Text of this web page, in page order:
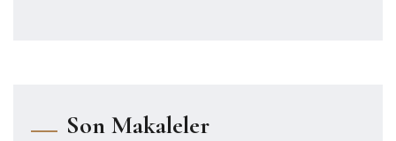
Son Makaleler